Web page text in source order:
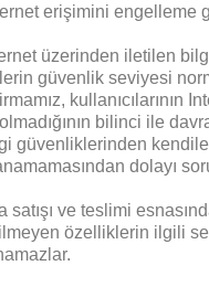
erişimini engelleme
üzerinden iletilen
güvenlik seviyesi
kullanıcılarının
bilinci ile
güvenliklerinden
dolayı
satışı ve teslimi
özelliklerin ilgili